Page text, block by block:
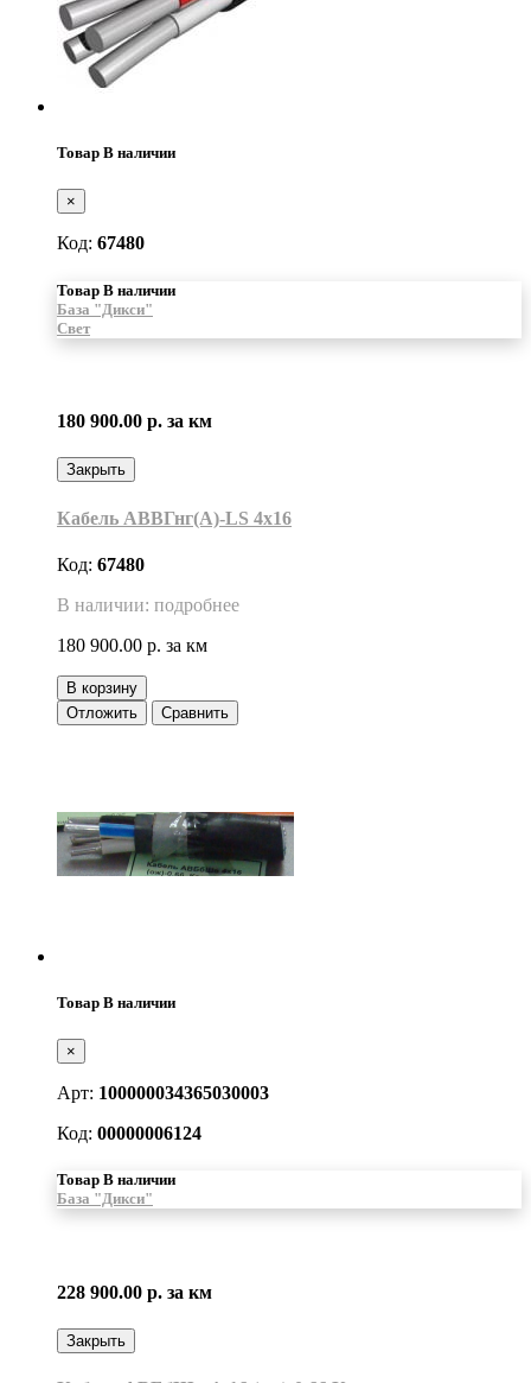
Товар В наличии
×
Код: 67480
Товар В наличии
База "Дикси"
Свет
180 900.00 р. за км
Закрыть
Кабель АВВГнг(А)-LS 4х16
Код: 67480
В наличии: подробнее
180 900.00 р. за км
В корзину
Отложить
Сравнить
Товар В наличии
×
Арт: 100000034365030003
Код: 00000006124
Товар В наличии
База "Дикси"
228 900.00 р. за км
Закрыть